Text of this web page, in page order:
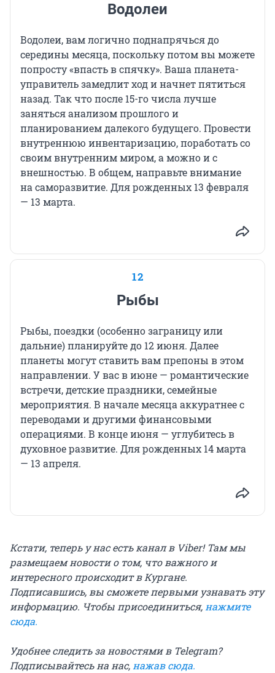
Водолеи
Водолеи, вам логично поднапрячься до
середины месяца, поскольку потом вы можете
попросту «впасть в спячку». Ваша планета-
управитель замедлит ход и начнет пятиться
назад. Так что после 15-го числа лучше
заняться анализом прошлого и
планированием далекого будущего. Провести
внутреннюю инвентаризацию, поработать со
своим внутренним миром, а можно и с
внешностью. В общем, направьте внимание
на саморазвитие. Для рожденных 13 февраля
— 13 марта.
12
Рыбы
Рыбы, поездки (особенно заграницу или
дальние) планируйте до 12 июня. Далее
планеты могут ставить вам препоны в этом
направлении. У вас в июне — романтические
встречи, детские праздники, семейные
мероприятия. В начале месяца аккуратнее с
переводами и другими финансовыми
операциями. В конце июня — углубитесь в
духовное развитие. Для рожденных 14 марта
— 13 апреля.
Кстати, теперь у нас есть канал в Viber! Там мы
размещаем новости о том, что важного и
интересного происходит в Кургане.
Подписавшись, вы сможете первыми узнавать эту
информацию. Чтобы присоединиться,нажмите
сюда.
Удобнее следить за новостями в Telegram?
Подписывайтесь на нас,нажав сюда.